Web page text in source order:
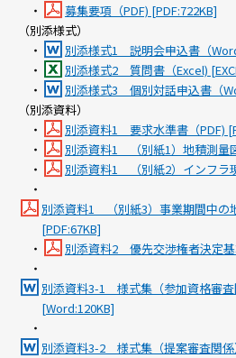
・
募集要項（PDF) [PDF:722KB]
（別添様式）
・
別添様式1 説明会申込書（
・
別添様式2 質問書（Excel)
・
別添様式3 個別対話申込書（
（別添資料）
・
別添資料1 要求水準書（PDF)
・
別添資料1 （別紙1）地積測量
・
別添資料1 （別紙2）インフラ
・
別添資料1 （別紙3）事業期間中の
[PDF:67KB]
・
別添資料2 優先交渉権者決定基
・
別添資料3-1 様式集（参加資格審
[Word:120KB]
・
別添資料3-2 様式集（提案審査関